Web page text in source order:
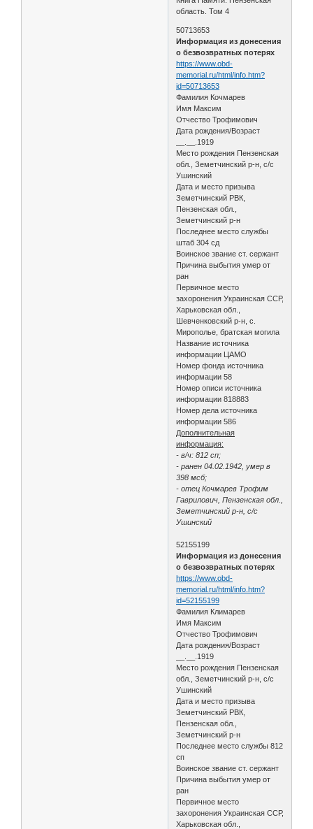
область. Том 4
50713653
Информация из донесения
о безвозвратных потерях
https://www.obd-
memorial.ru/html/info.htm?
id=50713653
Фамилия Кочмарев
Имя Максим
Отчество Трофимович
Дата рождения/Возраст
__.__.1919
Место рождения Пензенская
обл., Земетчинский р-н, с/с
Ушинский
Дата и место призыва
Земетчинский РВК,
Пензенская обл.,
Земетчинский р-н
Последнее место службы
штаб 304 сд
Воинское звание ст. сержант
Причина выбытия умер от
ран
Первичное место
захоронения Украинская ССР,
Харьковская обл.,
Шевченковский р-н, с.
Мирополье, братская могила
Название источника
информации ЦАМО
Номер фонда источника
информации 58
Номер описи источника
информации 818883
Номер дела источника
информации 586
Дополнительная
информация:
- в/ч: 812 сп;
- ранен 04.02.1942, умер в
398 мсб;
- отец Кочмарев Трофим
Гаврилович, Пензенская обл.,
Земетчинский р-н, с/с
Ушинский
52155199
Информация из донесения
о безвозвратных потерях
https://www.obd-
memorial.ru/html/info.htm?
id=52155199
Фамилия Климарев
Имя Максим
Отчество Трофимович
Дата рождения/Возраст
__.__.1919
Место рождения Пензенская
обл., Земетчинский р-н, с/с
Ушинский
Дата и место призыва
Земетчинский РВК,
Пензенская обл.,
Земетчинский р-н
Последнее место службы 812
сп
Воинское звание ст. сержант
Причина выбытия умер от
ран
Первичное место
захоронения Украинская ССР,
Харьковская обл.,